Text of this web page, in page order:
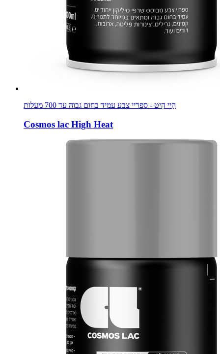
הַיי הִיט - ספריי צבע עמיד בחום גבוה עד 700 מעלות
Cosmos lac High Heat